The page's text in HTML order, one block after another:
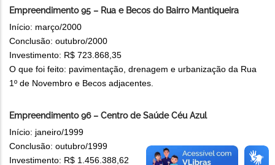
Empreendimento 95 – Rua e Becos do Bairro Mantiqueira
Início: março/2000
Conclusão: outubro/2000
Investimento: R$ 723.868,35
O que foi feito: pavimentação, drenagem e urbanização da Rua
1º de Novembro e Becos adjacentes.
Empreendimento 96 – Centro de Saúde Céu Azul
Início: janeiro/1999
Conclusão: outubro/1999
Investimento: R$ 1.456.388,62